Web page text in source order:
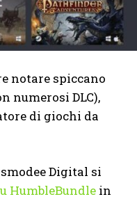
notare spiccano
numerosi DLC),
di giochi da
Digital si
HumbleBundle in